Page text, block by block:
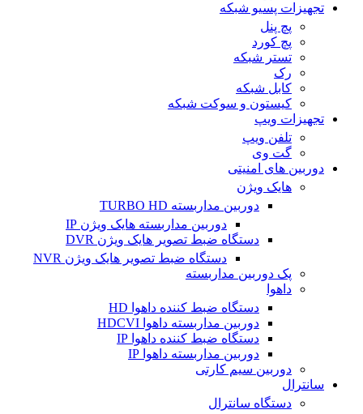
تجهیزات پسیو شبکه
پچ پنل
پچ کورد
تستر شبکه
رک
کابل شبکه
کیستون و سوکت شبکه
تجهیزات ویپ
تلفن ویپ
گت وی
دوربین های امنیتی
هایک ویژن
دوربین مداربسته TURBO HD
دوربین مداربسته هایک ویژن IP
دستگاه ضبط تصویر هایک ویژن DVR
دستگاه ضبط تصویر هایک ویژن NVR
پک دوربین مداربسته
داهوا
دستگاه ضبط کننده داهوا HD
دوربین مداربسته داهوا HDCVI
دستگاه ضبط کننده داهوا IP
دوربین مداربسته داهوا IP
دوربین سیم کارتی
سانترال
دستگاه سانترال